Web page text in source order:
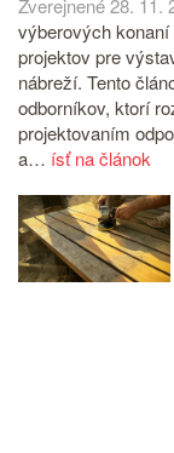
Zverejnené 28. 11.
výberových
projektov pre
nábreží. Tento
odborníkov, ktorí
projektovaním
a… ísť na článok